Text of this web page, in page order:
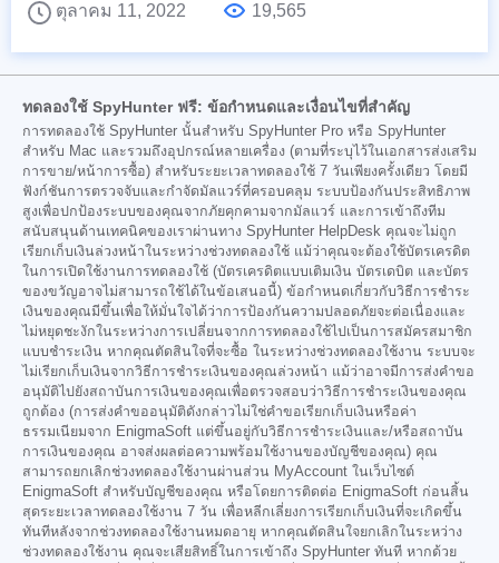
ตุลาคม 11, 2022
19,565
ทดลองใช้ SpyHunter ฟรี: ข้อกำหนดและเงื่อนไขที่สำคัญ
การทดลองใช้ SpyHunter นั้นสำหรับ SpyHunter Pro หรือ SpyHunter
สำหรับ Mac และรวมถึงอุปกรณ์หลายเครื่อง (ตามที่ระบุไว้ในเอกสารส่งเสริม
การขาย/หน้าการซื้อ) สำหรับระยะเวลาทดลองใช้ 7 วันเพียงครั้งเดียว โดยมี
ฟังก์ชันการตรวจจับและกำจัดมัลแวร์ที่ครอบคลุม ระบบป้องกันประสิทธิภาพ
สูงเพื่อปกป้องระบบของคุณจากภัยคุกคามจากมัลแวร์ และการเข้าถึงทีม
สนับสนุนด้านเทคนิคของเราผ่านทาง SpyHunter HelpDesk คุณจะไม่ถูก
เรียกเก็บเงินล่วงหน้าในระหว่างช่วงทดลองใช้ แม้ว่าคุณจะต้องใช้บัตรเครดิต
ในการเปิดใช้งานการทดลองใช้ (บัตรเครดิตแบบเติมเงิน บัตรเดบิต และบัตร
ของขวัญอาจไม่สามารถใช้ได้ในข้อเสนอนี้) ข้อกำหนดเกี่ยวกับวิธีการชำระ
เงินของคุณมีขึ้นเพื่อให้มั่นใจได้ว่าการป้องกันความปลอดภัยจะต่อเนื่องและ
ไม่หยุดชะงักในระหว่างการเปลี่ยนจากการทดลองใช้ไปเป็นการสมัครสมาชิก
แบบชำระเงิน หากคุณตัดสินใจที่จะซื้อ ในระหว่างช่วงทดลองใช้งาน ระบบจะ
ไม่เรียกเก็บเงินจากวิธีการชำระเงินของคุณล่วงหน้า แม้ว่าอาจมีการส่งคำขอ
อนุมัติไปยังสถาบันการเงินของคุณเพื่อตรวจสอบว่าวิธีการชำระเงินของคุณ
ถูกต้อง (การส่งคำขออนุมัติดังกล่าวไม่ใช่คำขอเรียกเก็บเงินหรือค่า
ธรรมเนียมจาก EnigmaSoft แต่ขึ้นอยู่กับวิธีการชำระเงินและ/หรือสถาบัน
การเงินของคุณ อาจส่งผลต่อความพร้อมใช้งานของบัญชีของคุณ) คุณ
สามารถยกเลิกช่วงทดลองใช้งานผ่านส่วน MyAccount ในเว็บไซต์
EnigmaSoft สำหรับบัญชีของคุณ หรือโดยการติดต่อ EnigmaSoft ก่อนสิ้น
สุดระยะเวลาทดลองใช้งาน 7 วัน เพื่อหลีกเลี่ยงการเรียกเก็บเงินที่จะเกิดขึ้น
ทันทีหลังจากช่วงทดลองใช้งานหมดอายุ หากคุณตัดสินใจยกเลิกในระหว่าง
ช่วงทดลองใช้งาน คุณจะเสียสิทธิ์ในการเข้าถึง SpyHunter ทันที หากด้วย